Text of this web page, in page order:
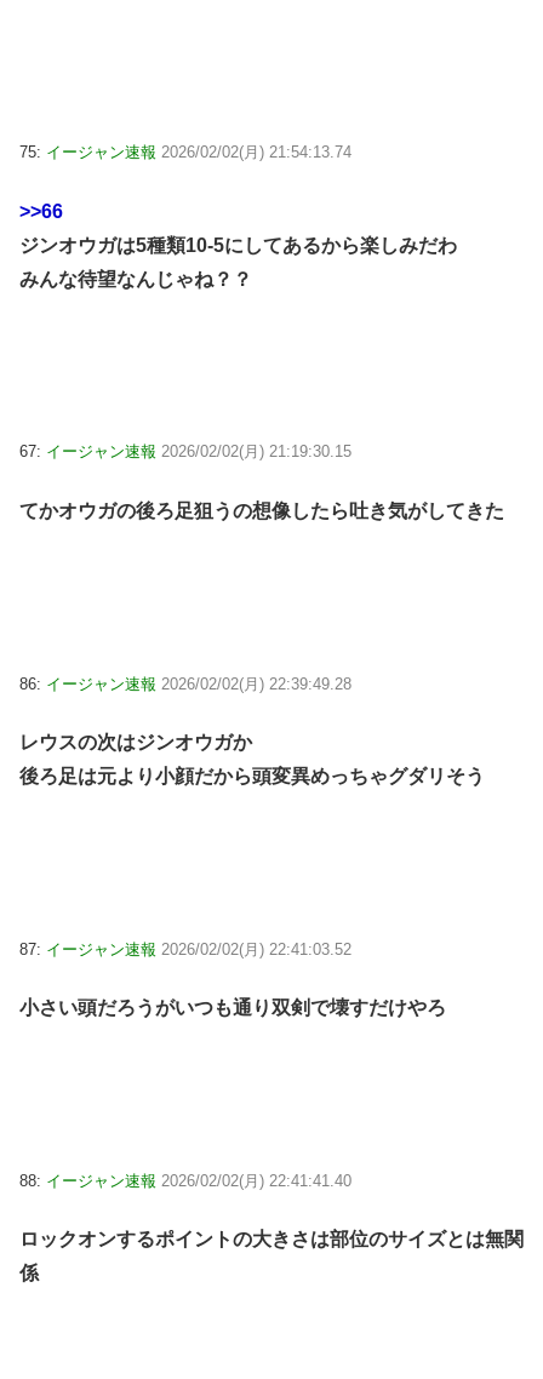
75: イージャン速報 2026/02/02(月) 21:54:13.74
>>66
ジンオウガは5種類10-5にしてあるから楽しみだわ
みんな待望なんじゃね？？
67: イージャン速報 2026/02/02(月) 21:19:30.15
てかオウガの後ろ足狙うの想像したら吐き気がしてきた
86: イージャン速報 2026/02/02(月) 22:39:49.28
レウスの次はジンオウガか
後ろ足は元より小顔だから頭変異めっちゃグダリそう
87: イージャン速報 2026/02/02(月) 22:41:03.52
小さい頭だろうがいつも通り双剣で壊すだけやろ
88: イージャン速報 2026/02/02(月) 22:41:41.40
ロックオンするポイントの大きさは部位のサイズとは無関
係